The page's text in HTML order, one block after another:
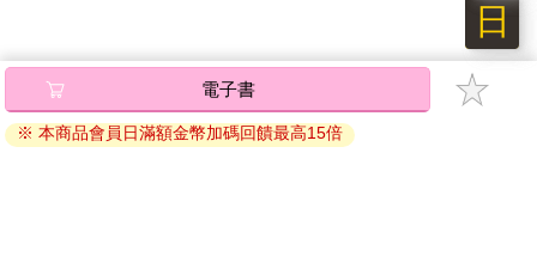
電子書
※ 本商品會員日滿額金幣加碼回饋最高15倍
日